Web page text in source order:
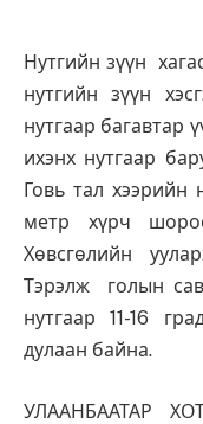
Нутгийн зүүн
нутгийн зүүн
нутгаар багавтар
ихэнх нутгаар
Говь тал хээрийн
метр хүрч
Хөвсгөлийн
Тэрэлж голын сав
нутгаар 11-16
дулаан байна.
УЛААНБААТАР